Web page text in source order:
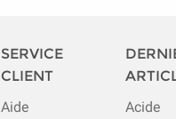
SERVICE
CLIENT
Aide
Acide